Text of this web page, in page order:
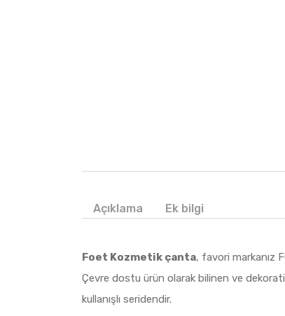
Açıklama Ek bilgi
Foet Kozmetik çanta, favori markanız
Çevre dostu ürün olarak bilinen ve
kullanışlı seridendir.